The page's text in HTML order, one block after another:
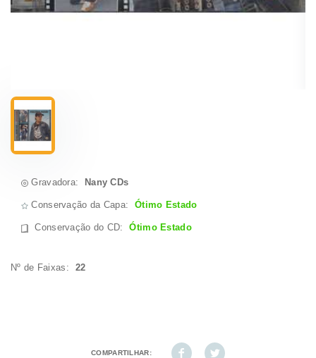
Gravadora: Nany CDs
Conservação da Capa: Ótimo Estado
Conservação do CD:Ótimo Estado
Nº de Faixas: 22
COMPARTILHAR: